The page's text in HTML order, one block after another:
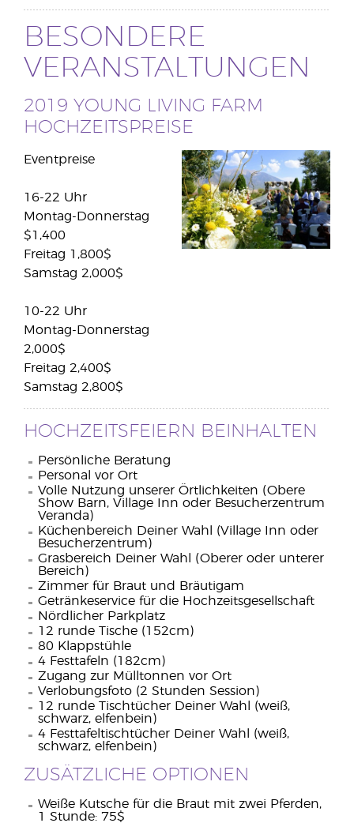
BESONDERE
VERANSTALTUNGEN
2019 YOUNG LIVING FARM
HOCHZEITSPREISE
Eventpreise
16-22 Uhr
Montag-Donnerstag
$1,400
Freitag 1,800$
Samstag 2,000$
10-22 Uhr
Montag-Donnerstag
2,000$
Freitag 2,400$
Samstag 2,800$
HOCHZEITSFEIERN BEINHALTEN
Persönliche Beratung
Personal vor Ort
Volle Nutzung unserer Örtlichkeiten (Obere
Show Barn, Village Inn oder Besucherzentrum
Veranda)
Küchenbereich Deiner Wahl (Village Inn oder
Besucherzentrum)
Grasbereich Deiner Wahl (Oberer oder unterer
Bereich)
Zimmer für Braut und Bräutigam
Getränkeservice für die Hochzeitsgesellschaft
Nördlicher Parkplatz
12 runde Tische (152cm)
80 Klappstühle
4 Festtafeln (182cm)
Zugang zur Mülltonnen vor Ort
Verlobungsfoto (2 Stunden Session)
12 runde Tischtücher Deiner Wahl (weiß,
schwarz, elfenbein)
4 Festtafeltischtücher Deiner Wahl (weiß,
schwarz, elfenbein)
ZUSÄTZLICHE OPTIONEN
Weiße Kutsche für die Braut mit zwei Pferden,
1 Stunde: 75$